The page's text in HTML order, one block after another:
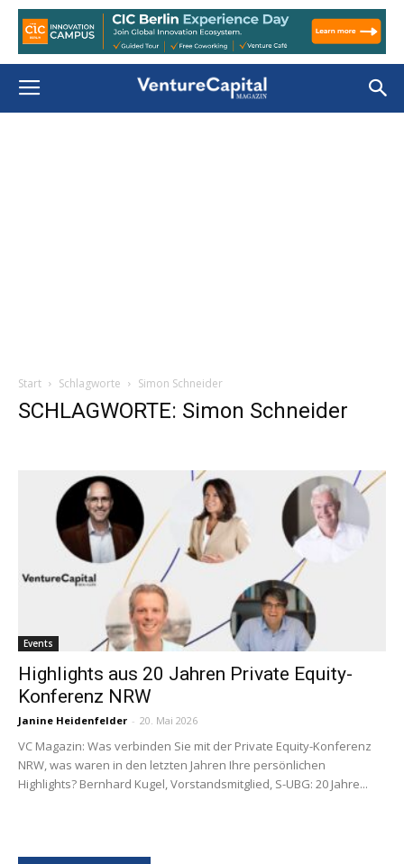
Start Schlagworte Simon Schneider
SCHLAGWORTE: Simon Schneider
Events
Highlights aus 20 Jahren Private Equity-
Konferenz NRW
Janine Heidenfelder - 20. Mai 2026
VC Magazin: Was ­verbinden Sie mit der Private Equity-Konferenz
NRW, was waren in den letzten Jahren Ihre persönlichen
Highlights? Bernhard Kugel, Vorstandsmitglied, ­S-UBG: 20 Jahre...